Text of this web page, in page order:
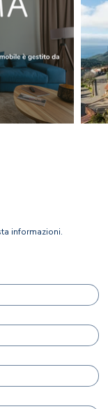
informazioni.